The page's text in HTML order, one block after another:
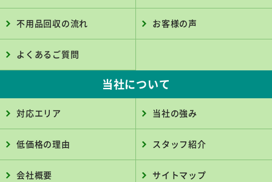
不用品回収の流れ お客様の声
よくあるご質問
当社について
対応エリア 当社の強み
低価格の理由 スタッフ紹介
会社概要 サイトマップ